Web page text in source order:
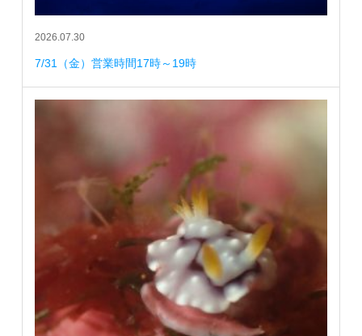
2026.07.30
7/31（金）営業時間17時～19時